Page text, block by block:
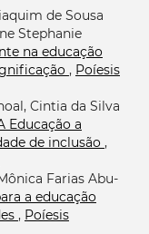
de Sousa
Stephanie
na educação
, Poíesis
Cintia da Silva
Educação a
de inclusão ,
Farias Abu-
a educação
, Poíesis